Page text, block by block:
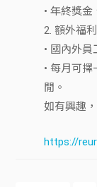
• 年終獎
2. 額外福利
• 國內外員
• 每月可
閒。
如有興趣
https://